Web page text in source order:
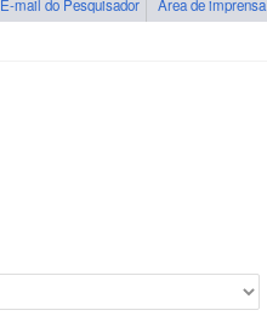
E-mail do Pesquisador Área de imprensa